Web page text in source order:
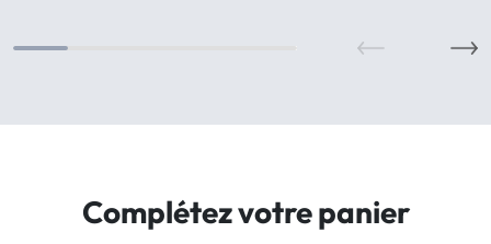
Complétez votre panier